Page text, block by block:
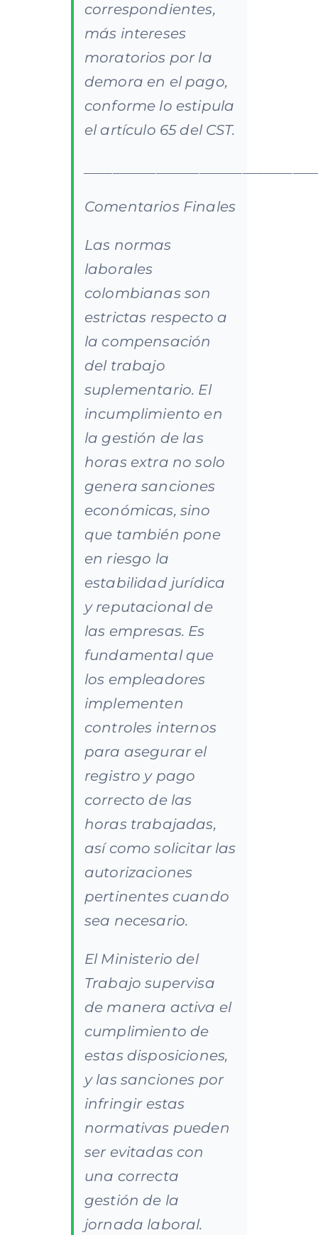
correspondientes,
más intereses
moratorios por la
demora en el pago,
conforme lo estipula
el artículo 65 del CST.
Comentarios Finales
Las normas
laborales
colombianas son
estrictas respecto a
la compensación
del trabajo
suplementario. El
incumplimiento en
la gestión de las
horas extra no solo
genera sanciones
económicas, sino
que también pone
en riesgo la
estabilidad jurídica
y reputacional de
las empresas. Es
fundamental que
los empleadores
implementen
controles internos
para asegurar el
registro y pago
correcto de las
horas trabajadas,
así como solicitar las
autorizaciones
pertinentes cuando
sea necesario.
El Ministerio del
Trabajo supervisa
de manera activa el
cumplimiento de
estas disposiciones,
y las sanciones por
infringir estas
normativas pueden
ser evitadas con
una correcta
gestión de la
jornada laboral.